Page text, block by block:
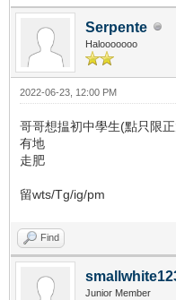
Serpente
Halooooooo
2022-06-23, 12:00 PM
哥哥想揾初中學生(點只限
有地
走肥
留wts/Tg/ig/pm
Find
Junior Member